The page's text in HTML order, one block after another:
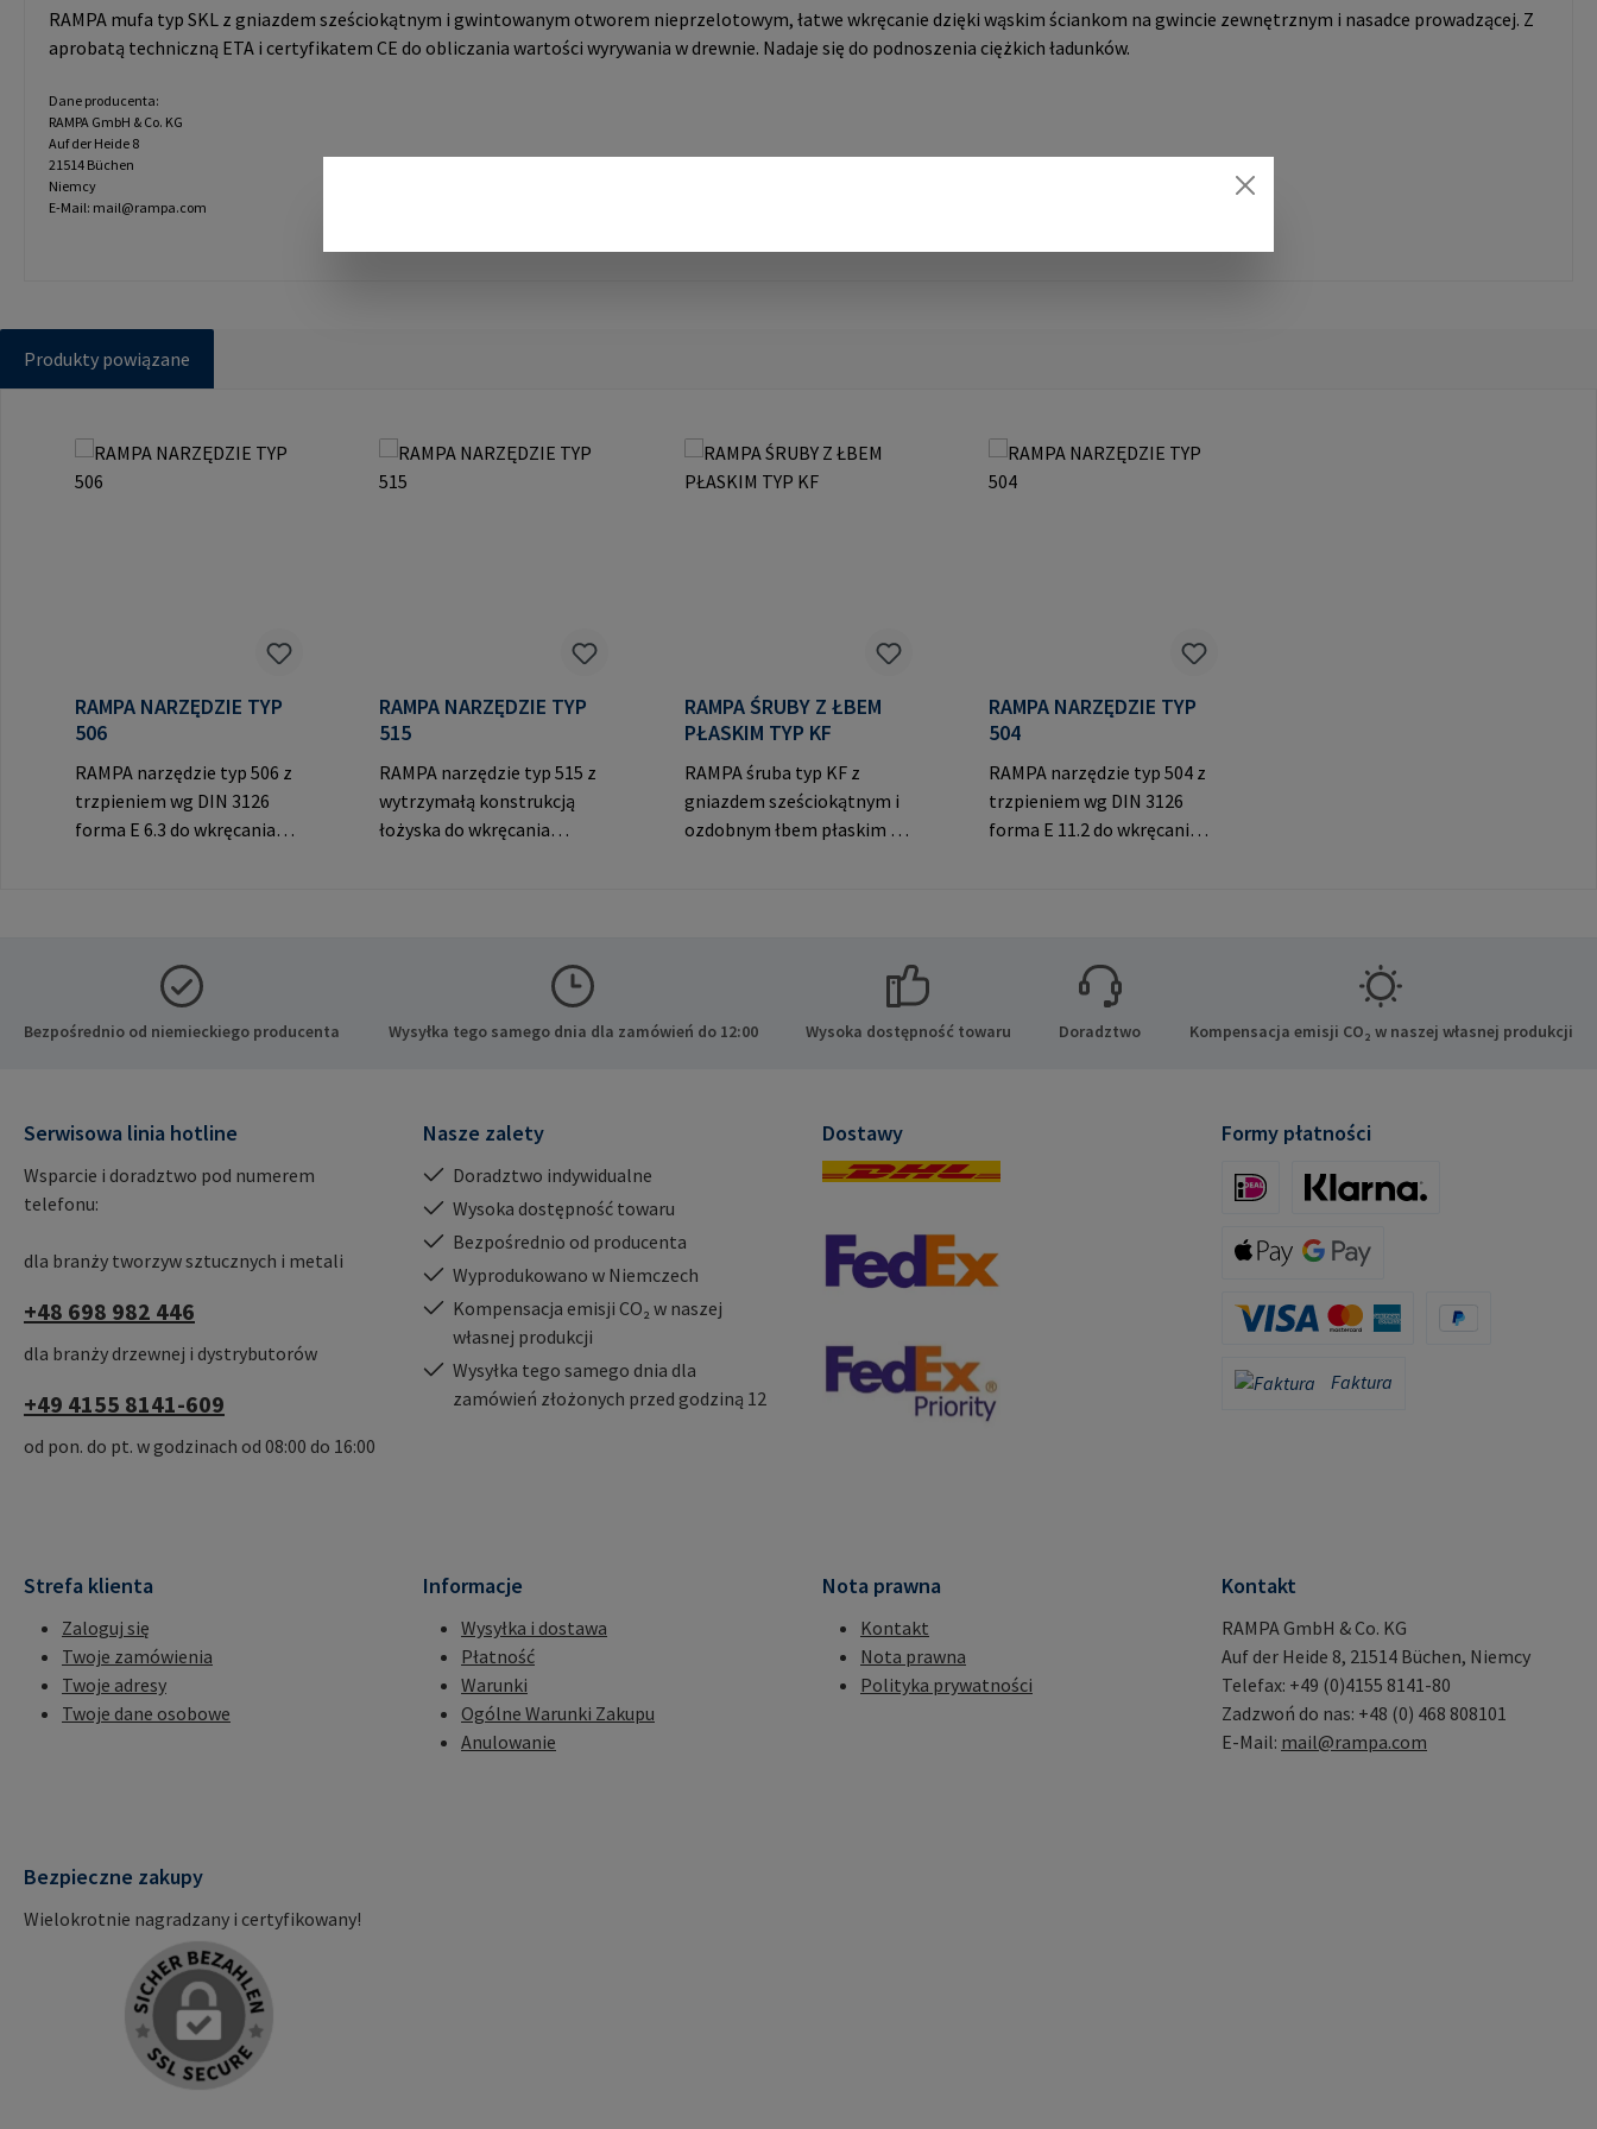
RAMPA mufa typ SKL z gniazdem sześciokątnym i gwintowanym otworem nieprzelotowym, łatwe wkręcanie dzięki wąskim ściankom na gwincie zewnętrznym i nasadce prowadzącej. Z
aprobatą techniczną ETA i certyfikatem CE do obliczania wartości wyrywania w drewnie. Nadaje się do podnoszenia ciężkich ładunków.
Dane producenta:
RAMPA GmbH & Co. KG
Auf der Heide 8
21514 Büchen
Niemcy
E-Mail: mail@rampa.com
Produkty powiązane
RAMPA NARZĘDZIE TYP
506
RAMPA narzędzie typ 506 z
trzpieniem wg DIN 3126
forma E 6.3 do wkręcania
RAMPA. Dane producenta:
RAMPA GmbH & Co. KG Auf
der Heide 8 21514 Büchen
RAMPA NARZĘDZIE TYP
515
RAMPA narzędzie typ 515 z
wytrzymałą konstrukcją
łożyska do wkręcania
RAMPA. Dane producenta:
RAMPA GmbH & Co. KG Auf
der Heide 8 21514 Büchen
RAMPA ŚRUBY Z ŁBEM
PŁASKIM TYP KF
RAMPA śruba typ KF z
gniazdem sześciokątnym i
ozdobnym łbem płaskim do
RAMPA NARZĘDZIE TYP
504
RAMPA narzędzie typ 504 z
trzpieniem wg DIN 3126
forma E 11.2 do wkręcania
RAMPA. Dane producenta:
RAMPA GmbH & Co. KG Auf
der Heide 8 21514 Büchen
Bezpośrednio od niemieckiego producenta Wysyłka tego samego dnia dla zamówień do 12:00 Wysoka dostępność towaru Doradztwo Kompensacja emisji CO₂ w naszej własnej produkcji
Serwisowa linia hotline
Wsparcie i doradztwo pod numerem
telefonu:
dla branży tworzyw sztucznych i metali
+48 698 982 446
dla branży drzewnej i dystrybutorów
+49 4155 8141-609
od pon. do pt. w godzinach od 08:00 do 16:00
Nasze zalety
Doradztwo indywidualne
Wysoka dostępność towaru
Bezpośrednio od producenta
Wyprodukowano w Niemczech
Kompensacja emisji CO₂ w naszej
własnej produkcji
Wysyłka tego samego dnia dla
zamówień złożonych przed godziną 12
Dostawy Formy płatności
Faktura
Faktura
Strefa klienta
Zaloguj się
Twoje zamówienia
Twoje adresy
Twoje dane osobowe
Informacje
Wysyłka i dostawa
Płatność
Warunki
Ogólne Warunki Zakupu
Anulowanie
Nota prawna
Kontakt
Nota prawna
Polityka prywatności
Kontakt
RAMPA GmbH & Co. KG
Auf der Heide 8, 21514 Büchen, Niemcy
Telefax: +49 (0)4155 8141-80
Zadzwoń do nas: +48 (0) 468 808101
E-Mail: mail@rampa.com
Bezpieczne zakupy
Wielokrotnie nagradzany i certyfikowany!